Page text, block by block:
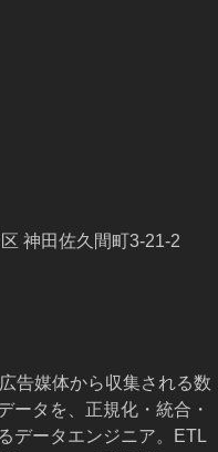
神田佐久間町3-21-2
告媒体から収集される数
ータを、正規化・統合・
データエンジニア。ETL